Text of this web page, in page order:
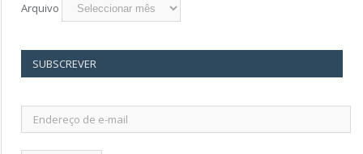
Arquivo
SUBSCREVER
Endereço